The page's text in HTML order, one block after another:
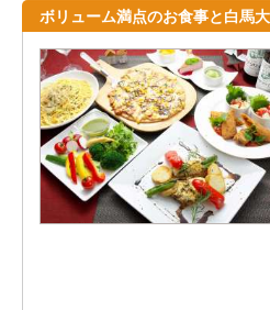
ボリューム満点のお食事と白馬